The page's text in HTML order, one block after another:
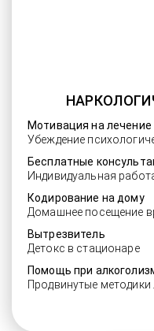
Мотивация на
Убеждение
Бесплатные
Индивидуальная
Кодирование на дому
Домашнее посещение
Вытрезвитель
Детокс в стационаре
Помощь при
Продвинутые методики